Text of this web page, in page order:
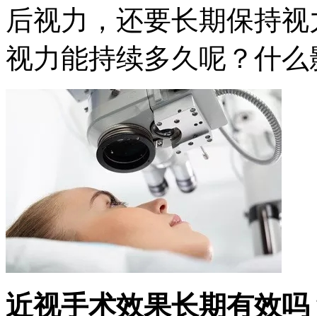
后视力，还要长期保持
视力能持续多久呢？什
近视手术效果长期有效吗